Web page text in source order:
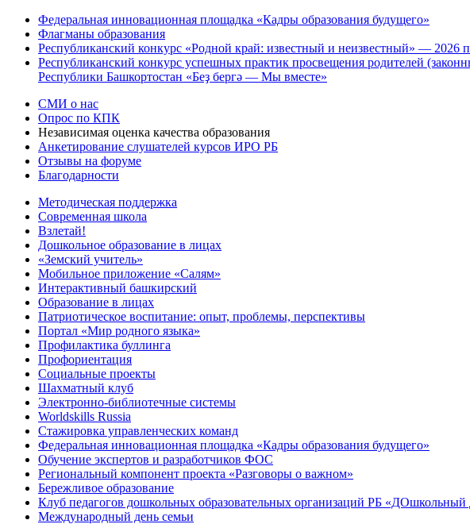
Федеральная инновационная площадка «Кадры образования будущего»
Флагманы образования
Республиканский конкурс «Родной край: известный и неизвестный» — 2026
Республиканский конкурс успешных практик просвещения родителей
Республики Башкортостан «Беҙ бергә — Мы вместе»
СМИ о нас
Опрос по КПК
Независимая оценка качества образования
Анкетирование слушателей курсов ИРО РБ
Отзывы на форуме
Благодарности
Методическая поддержка
Современная школа
Взлетай!
Дошкольное образование в лицах
«Земский учитель»
Мобильное приложение «Салям»
Интерактивный башкирский
Образование в лицах
Патриотическое воспитание: опыт, проблемы, перспективы
Портал «Мир родного языка»
Профилактика буллинга
Профориентация
Социальные проекты
Шахматный клуб
Электронно-библиотечные системы
Worldskills Russia
Стажировка управленческих команд
Федеральная инновационная площадка «Кадры образования будущего»
Обучение экспертов и разработчиков ФОС
Региональный компонент проекта «Разговоры о важном»
Бережливое образование
Клуб педагогов дошкольных образовательных организаций РБ
Международный день семьи